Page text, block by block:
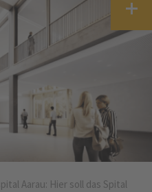
Aarau: Hier soll das Spital